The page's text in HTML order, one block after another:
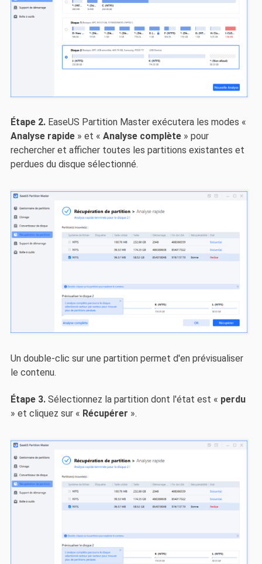
Étape 2. EaseUS Partition Master exécutera les modes «
Analyse rapide» et « Analyse complète» pour
rechercher et afficher toutes les partitions existantes et
perdues du disque sélectionné.
Un double-clic sur une partition permet d'en prévisualiser
le contenu.
Étape 3. Sélectionnez la partition dont l'état est « perdu
» et cliquez sur « Récupérer ».